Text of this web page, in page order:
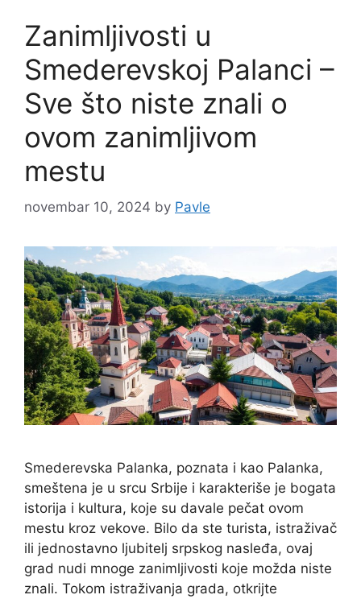
Zanimljivosti u
Smederevskoj Palanci –
Sve što niste znali o
ovom zanimljivom
mestu
novembar 10, 2024 by Pavle
Smederevska Palanka, poznata i kao Palanka,
smeštena je u srcu Srbije i karakteriše je bogata
istorija i kultura, koje su davale pečat ovom
mestu kroz vekove. Bilo da ste turista, istraživač
ili jednostavno ljubitelj srpskog nasleđa, ovaj
grad nudi mnoge zanimljivosti koje možda niste
znali. Tokom istraživanja grada, otkrijte